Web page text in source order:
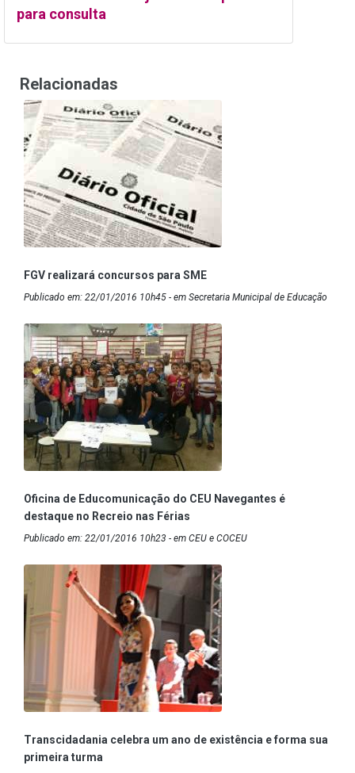
para consulta
Relacionadas
FGV realizará concursos para SME
Publicado em: 22/01/2016 10h45 - em Secretaria Municipal de Educação
Oficina de Educomunicação do CEU Navegantes é
destaque no Recreio nas Férias
Publicado em: 22/01/2016 10h23 - em CEU e COCEU
Transcidadania celebra um ano de existência e forma sua
primeira turma